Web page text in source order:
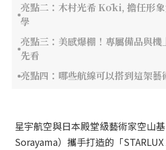
亮點二：木村光希 Kōki, 擔任形
學
亮點三：美感爆棚！專屬備品與機
先看
亮點四：哪些航線可以搭到這架藝
星宇航空與日本殿堂級藝術家空山
Sorayama）攜手打造的「STARLUX